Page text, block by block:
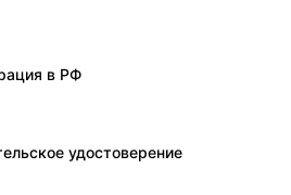
в РФ
удостоверение